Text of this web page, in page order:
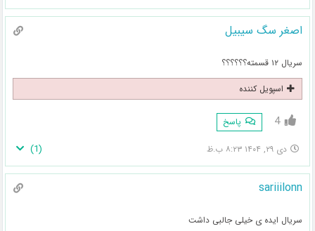
اصغر سگ سیبیل
سریال ۱۲ قسمته؟؟؟؟؟؟
اسپویل کننده
4 پاسخ
دی ۲۹, ۱۴۰۴ ۸:۲۳ ب.ظ (
1
)
sariiilonn
سریال ایده ی خیلی جالبی داشت